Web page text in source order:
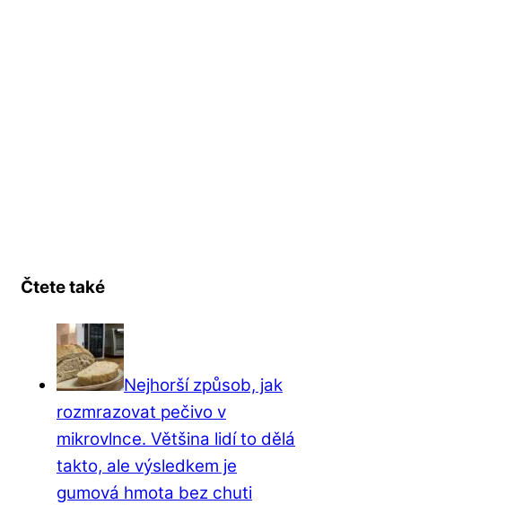
Čtete také
Nejhorší způsob, jak
rozmrazovat pečivo v
mikrovlnce. Většina lidí to dělá
takto, ale výsledkem je
gumová hmota bez chuti